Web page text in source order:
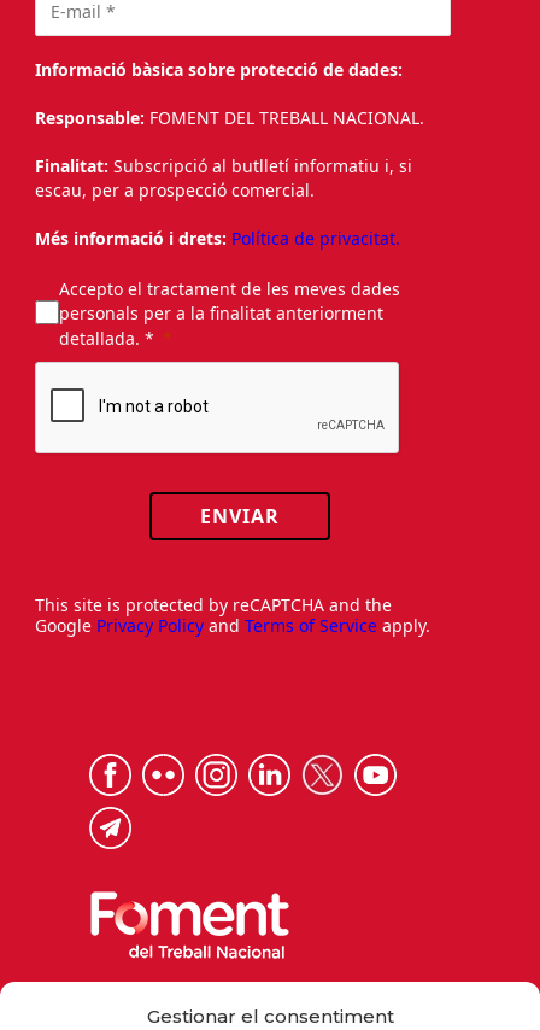
Gestionar el consentiment
Informació bàsica sobre protecció de dades:
Responsable: FOMENT DEL TREBALL NACIONAL.
Finalitat: Subscripció al butlletí informatiu i, si
escau, per a prospecció comercial.
Més informació i drets: Política de privacitat.
Accepto el tractament de les meves dades
personals per a la finalitat anteriorment
detallada. *
ENVIAR
This site is protected by reCAPTCHA and the
Google Privacy Policy and Terms of Service apply.